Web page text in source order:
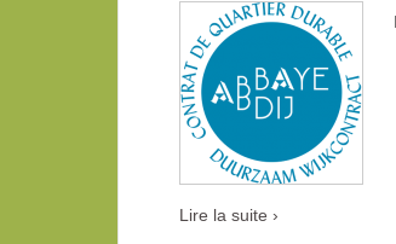
Lire la suite ›